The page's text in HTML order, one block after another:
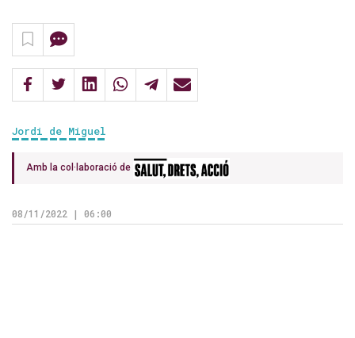
Jordi de Miguel
Amb la col·laboració de
08/11/2022 | 06:00